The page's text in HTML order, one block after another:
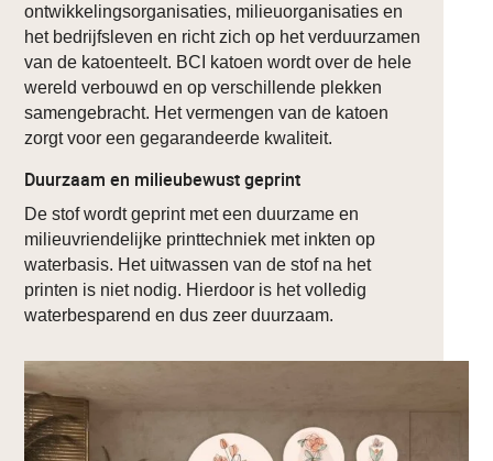
ontwikkelingsorganisaties, milieuorganisaties en
het bedrijfsleven en richt zich op het verduurzamen
van de katoenteelt. BCI katoen wordt over de hele
wereld verbouwd en op verschillende plekken
samengebracht. Het vermengen van de katoen
zorgt voor een gegarandeerde kwaliteit.
Duurzaam en milieubewust geprint
De stof wordt geprint met een duurzame en
milieuvriendelijke printtechniek met inkten op
waterbasis. Het uitwassen van de stof na het
printen is niet nodig. Hierdoor is het volledig
waterbesparend en dus zeer duurzaam.